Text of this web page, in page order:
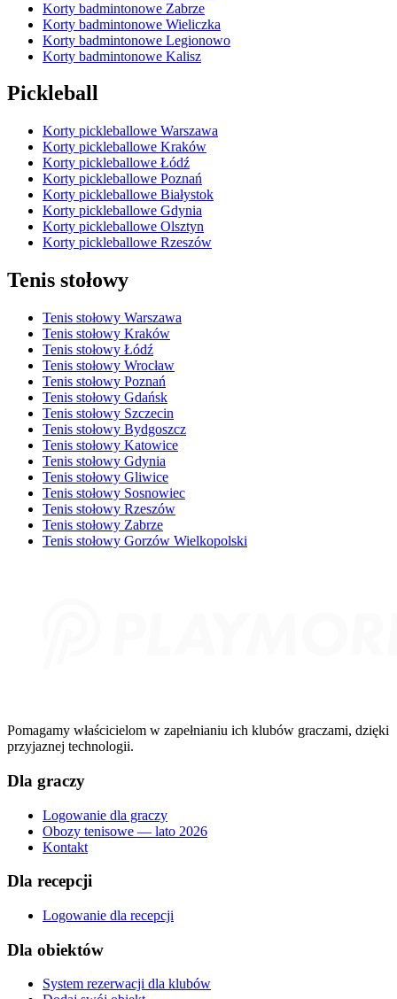
Korty badmintonowe Zabrze
Korty badmintonowe Wieliczka
Korty badmintonowe Legionowo
Korty badmintonowe Kalisz
Pickleball
Korty pickleballowe Warszawa
Korty pickleballowe Kraków
Korty pickleballowe Łódź
Korty pickleballowe Poznań
Korty pickleballowe Białystok
Korty pickleballowe Gdynia
Korty pickleballowe Olsztyn
Korty pickleballowe Rzeszów
Tenis stołowy
Tenis stołowy Warszawa
Tenis stołowy Kraków
Tenis stołowy Łódź
Tenis stołowy Wrocław
Tenis stołowy Poznań
Tenis stołowy Gdańsk
Tenis stołowy Szczecin
Tenis stołowy Bydgoszcz
Tenis stołowy Katowice
Tenis stołowy Gdynia
Tenis stołowy Gliwice
Tenis stołowy Sosnowiec
Tenis stołowy Rzeszów
Tenis stołowy Zabrze
Tenis stołowy Gorzów Wielkopolski
Pomagamy właścicielom w zapełnianiu ich klubów graczami, dzięki
przyjaznej technologii.
Dla graczy
Logowanie dla graczy
Obozy tenisowe — lato 2026
Kontakt
Dla recepcji
Logowanie dla recepcji
Dla obiektów
System rezerwacji dla klubów